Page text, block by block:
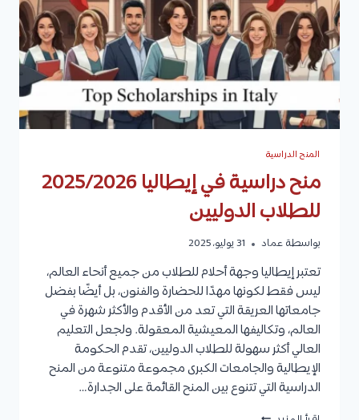
المنح الدراسية
منح دراسية في إيطاليا 2025/2026
للطلاب الدوليين
بواسطة عماد 31 يوليو، 2025
تعتبر إيطاليا وجهة أحلام للطلاب من جميع أنحاء العالم،
ليس فقط لكونها مهدًا للحضارة والفنون، بل أيضًا بفضل
جامعاتها العريقة التي تعد من الأقدم والأكثر شهرة في
العالم، وتكاليفها المعيشية المعقولة. ولجعل التعليم
العالي أكثر سهولة للطلاب الدوليين، تقدم الحكومة
الإيطالية والجامعات الكبرى مجموعة متنوعة من المنح
الدراسية التي تتنوع بين المنح القائمة على الجدارة…
منح